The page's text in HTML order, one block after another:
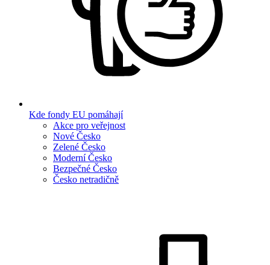
Kde fondy EU pomáhají
Akce pro veřejnost
Nové Česko
Zelené Česko
Moderní Česko
Bezpečné Česko
Česko netradičně